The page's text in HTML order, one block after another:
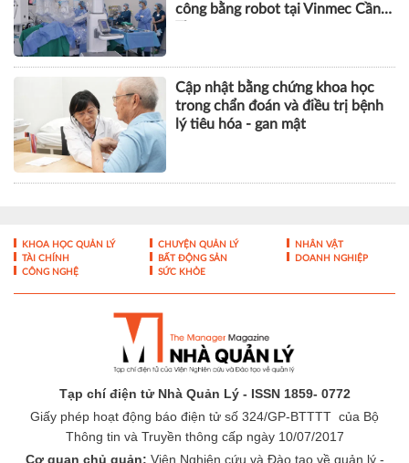
công bằng robot tại Vinmec Cần
Cập nhật bằng chứng khoa học
trong chẩn đoán và điều trị bệnh
lý tiêu hóa - gan mật
KHOA HỌC QUẢN LÝ CHUYỆN QUẢN LÝ
NHÂN VẬT
TÀI CHÍNH
BẤT ĐỘNG SẢN
DOANH NGHIỆP
CÔNG NGHỆ
SỨC KHỎE
Tạp chí điện tử Nhà Quản Lý - ISSN 1859- 0772
Giấy phép hoạt động báo điện tử số 324/GP-BTTTT của Bộ
Thông tin và Truyền thông cấp ngày 10/07/2017
Cơ quan chủ quản: Viện Nghiên cứu và Đào tạo về quản lý -